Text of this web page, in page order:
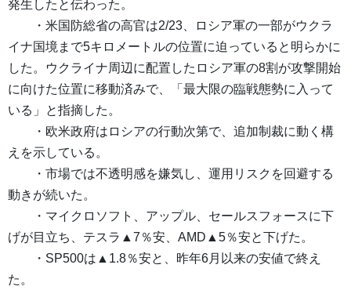
発生したと伝わった。
・米国防総省の高官は2/23、ロシア軍の一部がウクラ
イナ国境まで5キロメートルの位置に迫っていると明らかに
した。ウクライナ周辺に配置したロシア軍の8割が攻撃開始
に向けた位置に移動済みで、「最大限の臨戦態勢に入って
いる」と指摘した。
・欧米政府はロシアの行動次第で、追加制裁に動く構
えを示している。
・市場では不透明感を嫌気し、運用リスクを回避する
動きが続いた。
・マイクロソフト、アップル、セールスフォースに下
げが目立ち、テスラ▲7％安、AMD▲5％安と下げた。
・SP500は▲1.8％安と、昨年6月以来の安値で終え
た。